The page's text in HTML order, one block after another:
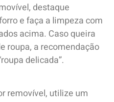
destaque
e faça a limpeza com
acima. Caso queira
roupa, a recomendação
delicada”.
removível, utilize um